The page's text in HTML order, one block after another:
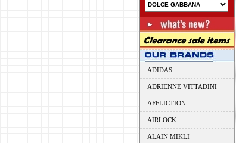
ADIDAS
ADRIENNE VITTADINI
AFFLICTION
AIRLOCK
ALAIN MIKLI